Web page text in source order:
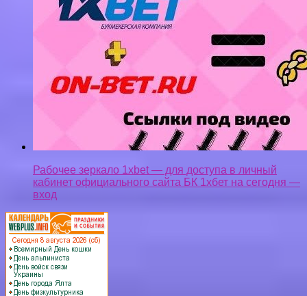
Рабочее зеркало 1xbet — для доступа в личный
кабинет официального сайта БК 1хбет на сегодня —
вход